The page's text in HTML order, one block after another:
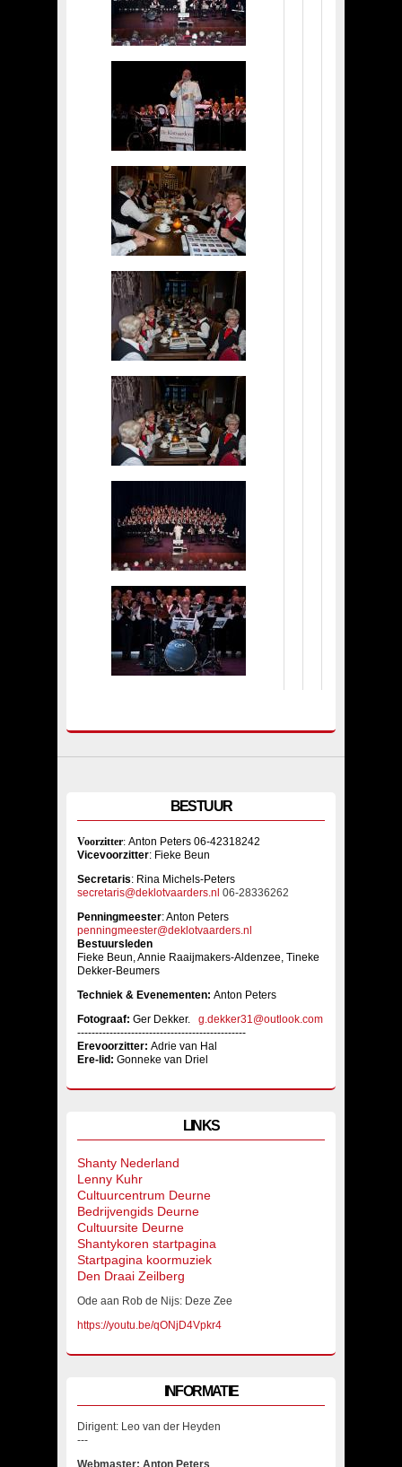
BESTUUR
Voorzitter: Anton Peters 06-42318242
Vicevoorzitter: Fieke Beun
Secretaris: Rina Michels-Peters
secretaris@deklotvaarders.nl 06-28336262
Penningmeester: Anton Peters
penningmeester@deklotvaarders.nl
Bestuursleden
Fieke Beun, Annie Raaijmakers-Aldenzee, Tineke
Dekker-Beumers
Techniek & Evenementen: Anton Peters
Fotograaf: Ger Dekker. g.dekker31@outlook.com
-----------------------------------------------
Erevoorzitter: Adrie van Hal
Ere-lid: Gonneke van Driel
LINKS
Shanty Nederland
Lenny Kuhr
Cultuurcentrum Deurne
Bedrijvengids Deurne
Cultuursite Deurne
Shantykoren startpagina
Startpagina koormuziek
Den Draai Zeilberg
Ode aan Rob de Nijs: Deze Zee
https://youtu.be/qONjD4Vpkr4
INFORMATIE
Dirigent: Leo van der Heyden
---
Webmaster: Anton Peters